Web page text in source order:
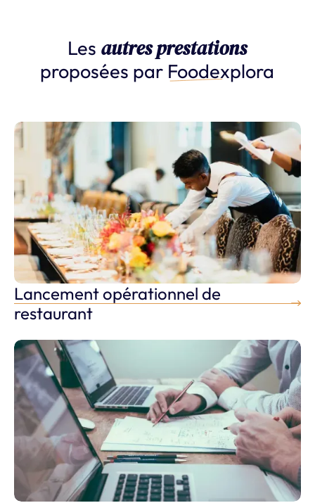
Les autres prestations
proposées par Foodexplora
Créer mon restaurant
Lancement opérationnel de
restaurant